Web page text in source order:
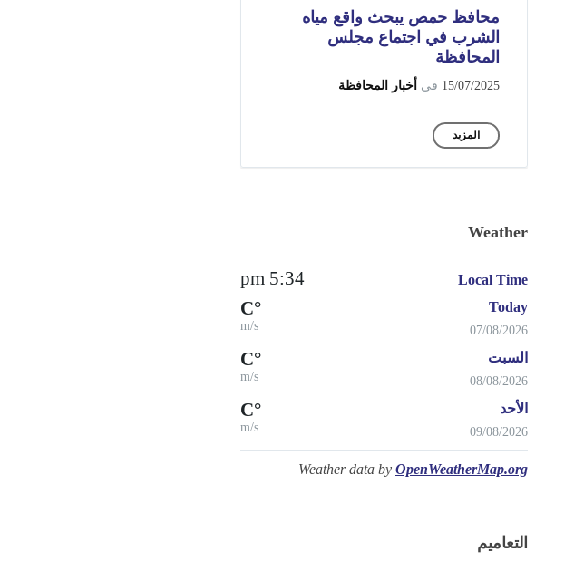
محافظ حمص يبحث واقع مياه
الشرب في اجتماع مجلس
المحافظة
15/07/2025 في أخبار المحافظة
المزيد
Weather
Local Time
5:34 pm
Today
07/08/2026
°C
m/s
السبت
08/08/2026
°C
m/s
الأحد
09/08/2026
°C
m/s
Weather data by OpenWeatherMap.org
التعاميم